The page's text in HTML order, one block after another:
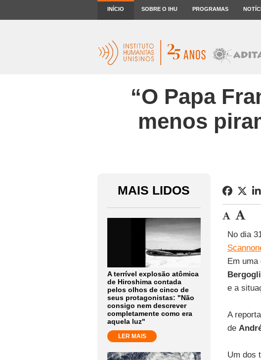
INÍCIO SOBRE O IHU PROGRAMAS
“O Papa
menos
MAIS LIDOS
A terrível explosão atômica
de Hiroshima contada
pelos olhos de cinco de
seus protagonistas: "Não
consigo nem descrever
completamente como era
aquela luz"
LER MAIS
No dia
Em uma
e a
A
de
Um dos